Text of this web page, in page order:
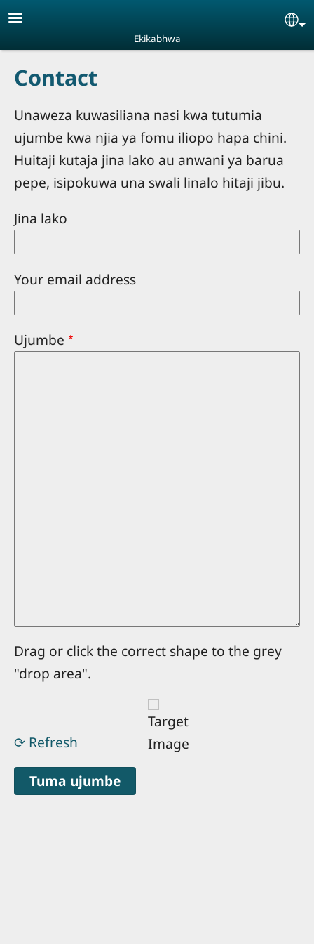
Skip to main content
Ekikabhwa
Contact
Unaweza kuwasiliana nasi kwa tutumia
ujumbe kwa njia ya fomu iliopo hapa chini.
Huitaji kutaja jina lako au anwani ya barua
pepe, isipokuwa una swali linalo hitaji jibu.
Jina lako
Your email address
Ujumbe
Drag or click the correct shape to the grey
"drop area".
⟳ Refresh